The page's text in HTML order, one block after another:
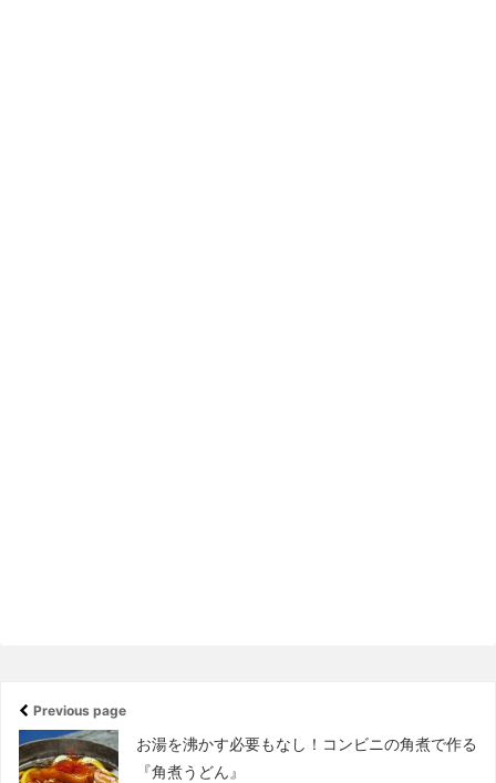
Previous page
お湯を沸かす必要もなし！コンビニの角煮で作る
『角煮うどん』